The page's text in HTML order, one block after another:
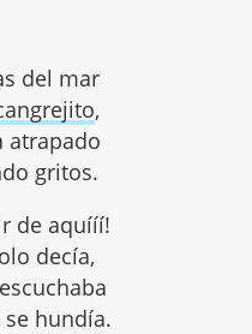
del mar
,
atrapado
gritos.
de aquííí!
decía,
se hundía.